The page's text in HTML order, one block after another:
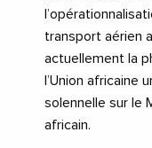
transport aérien
actuellement la
l’Union africaine
solennelle sur le
africain.